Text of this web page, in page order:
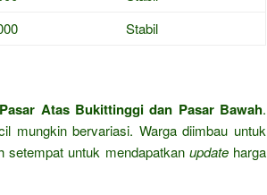
Stabil
Pasar Atas Bukittinggi dan Pasar Bawah.
mungkin bervariasi. Warga diimbau untuk
setempat untuk mendapatkan updateharga